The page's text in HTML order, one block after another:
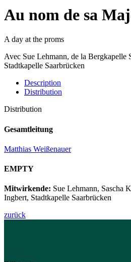
Au nom de sa
A day at the proms
Avec Sue Lehmann, de la Bergkapelle
Stadtkapelle Saarbrücken
Description
Distribution
Distribution
Gesamtleitung
Matthias Weißenauer
EMPTY
Mitwirkende: Sue Lehmann, Sascha
Ingbert, Stadtkapelle Saarbrücken
zurück